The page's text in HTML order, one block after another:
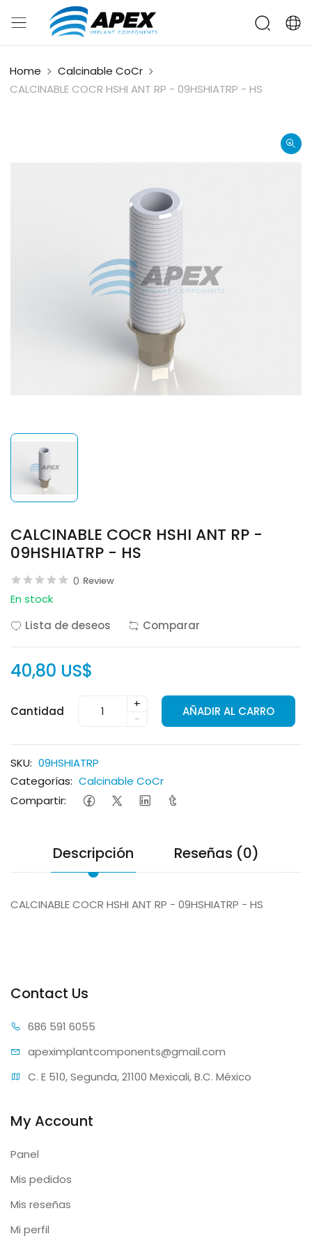
Home
Calcinable CoCr
CALCINABLE COCR HSHI ANT RP - 09HSHIATRP - HS
CALCINABLE COCR HSHI ANT RP -
09HSHIATRP - HS
0 Review
En stock
Lista de deseos
Comparar
40,80 US$
Cantidad
+
-
AÑADIR AL CARRO
SKU: 09HSHIATRP
Categorías: Calcinable CoCr
Compartir:
Descripción Reseñas (0)
CALCINABLE COCR HSHI ANT RP - 09HSHIATRP - HS
Contact Us
686 591 6055
apeximplantcomponents@gmail.com
C. E 510, Segunda, 21100 Mexicali, B.C. México
My Account
Panel
Mis pedidos
Mis reseñas
Mi perfil